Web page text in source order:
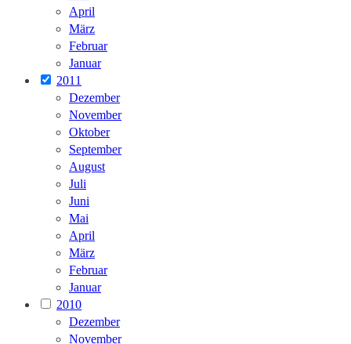
April
März
Februar
Januar
2011
Dezember
November
Oktober
September
August
Juli
Juni
Mai
April
März
Februar
Januar
2010
Dezember
November